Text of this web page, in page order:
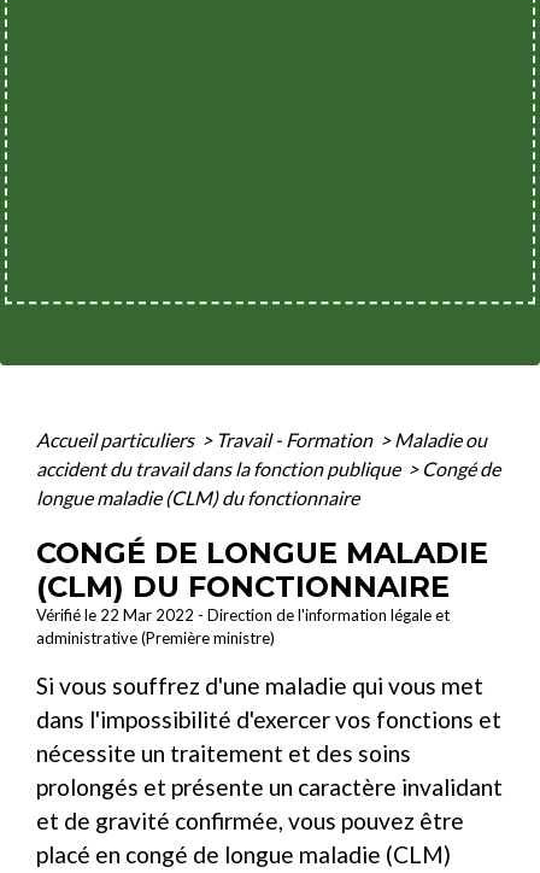
Accueil particuliers > Travail - Formation > Maladie ou
accident du travail dans la fonction publique > Congé de
longue maladie (CLM) du fonctionnaire
CONGÉ DE LONGUE MALADIE
(CLM) DU FONCTIONNAIRE
Vérifié le 22 Mar 2022 - Direction de l'information légale et
administrative (Première ministre)
Si vous souffrez d'une maladie qui vous met
dans l'impossibilité d'exercer vos fonctions et
nécessite un traitement et des soins
prolongés et présente un caractère invalidant
et de gravité confirmée, vous pouvez être
placé en congé de longue maladie (CLM)